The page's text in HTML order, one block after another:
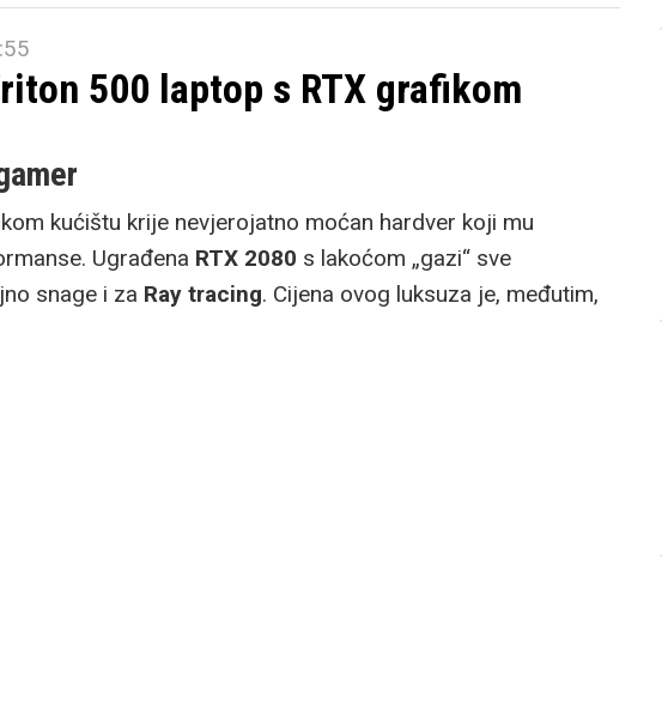
500 laptop s RTX grafikom
kućištu krije nevjerojatno moćan hardver koji mu
Ugrađena RTX 2080 s lakoćom „gazi“ sve
snage i za Ray tracing. Cijena ovog luksuza je, međutim,